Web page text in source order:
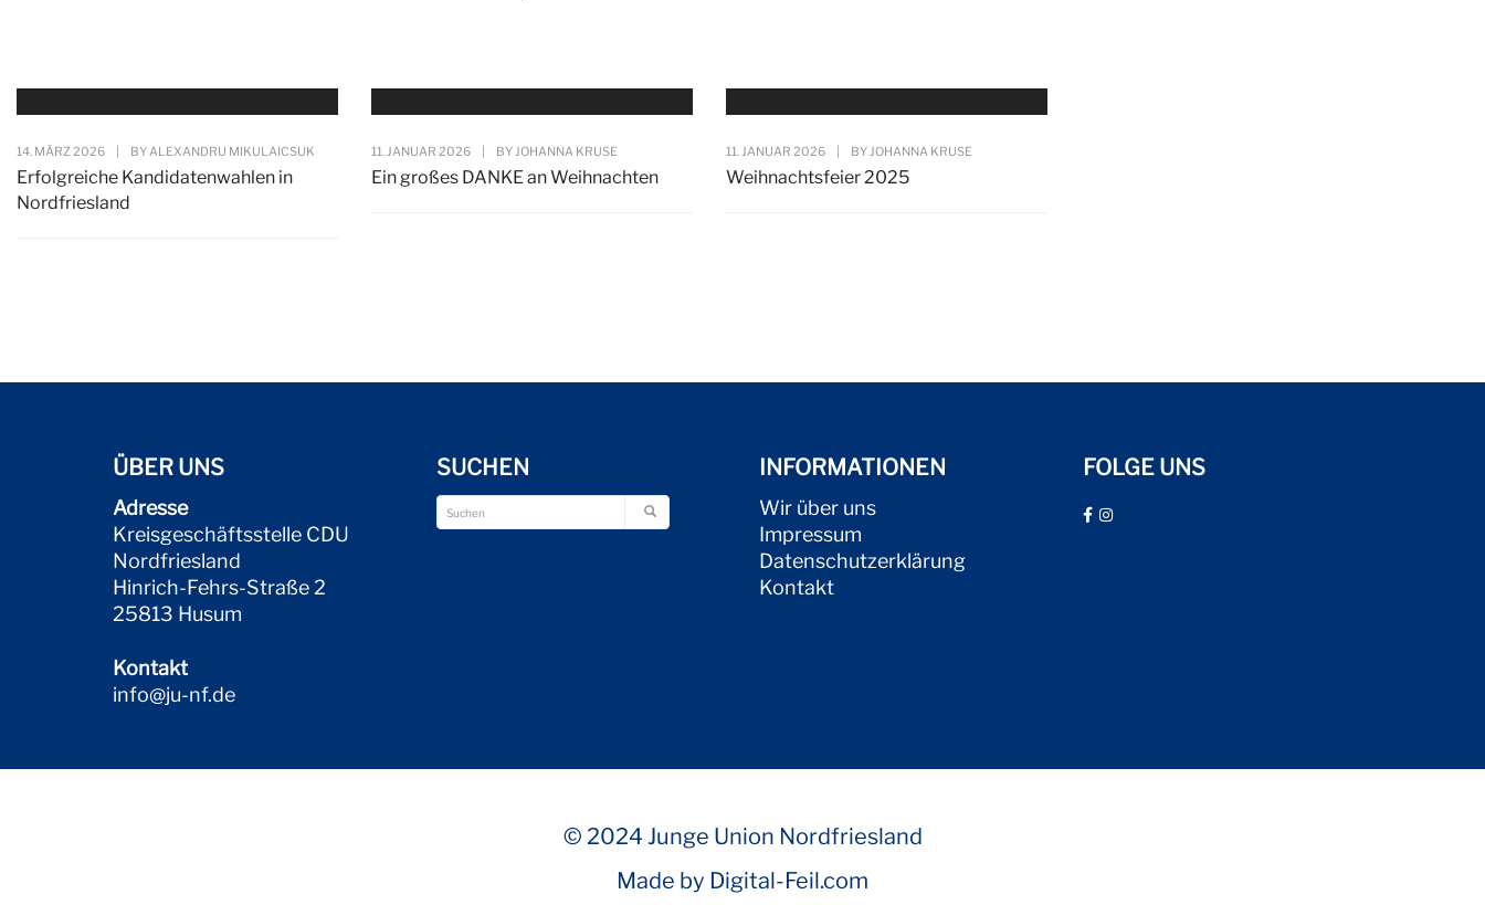
14. MÄRZ 2026 | BYALEXANDRU MIKULAICSUK
Erfolgreiche Kandidatenwahlen in
Nordfriesland
11. JANUAR 2026 | BYJOHANNA KRUSE
Ein großes DANKE an Weihnachten
11. JANUAR 2026 | BYJOHANNA KRUSE
Weihnachtsfeier 2025
ÜBER UNS
Adresse
Kreisgeschäftsstelle CDU
Nordfriesland
Hinrich-Fehrs-Straße 2
25813 Husum
Kontakt
info@ju-nf.de
SUCHEN INFORMATIONEN
Wir über uns
Impressum
Datenschutzerklärung
Kontakt
FOLGE UNS
© 2024 Junge Union Nordfriesland
Made by Digital-Feil.com